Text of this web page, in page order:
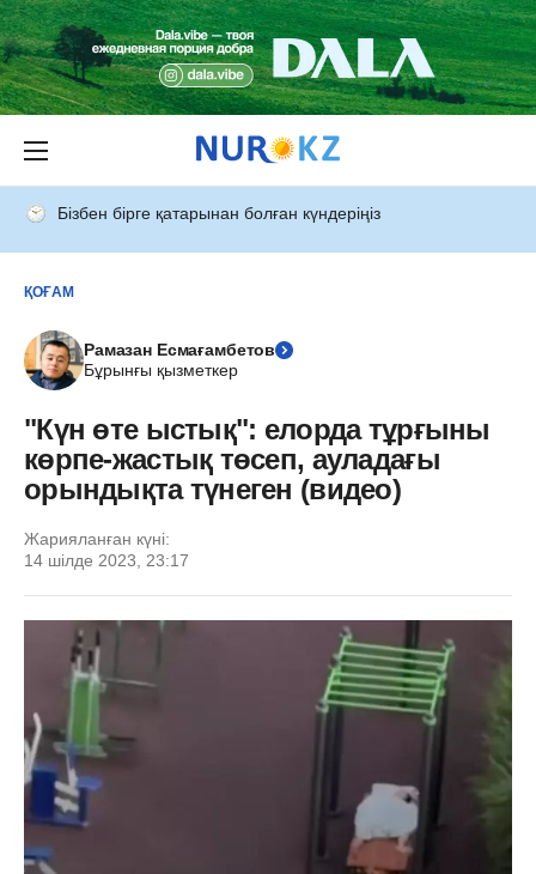
Бізбен бірге қатарынан болған күндеріңіз
ҚОҒАМ
Рамазан Есмағамбетов
Бұрынғы қызметкер
"Күн өте ыстық": елорда тұрғыны
көрпе-жастық төсеп, ауладағы
орындықта түнеген (видео)
Жарияланған күні:
14 шілде 2023, 23:17